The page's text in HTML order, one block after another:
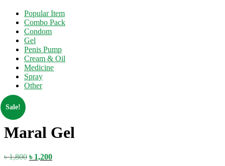
Popular Item
Combo Pack
Condom
Gel
Penis Pump
Cream & Oil
Medicine
Spray
Other
Sale!
Maral Gel
৳1,800 Original
৳ 1,200Current